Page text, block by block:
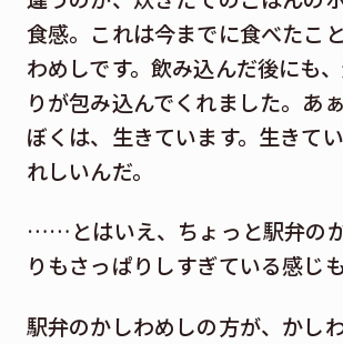
食感。これは今までに食べたこ
わめしです。飲み込んだ後にも
りが包み込んでくれました。あ
ぼくは、生きています。生きて
れしいんだ。
……とはいえ、ちょっと駅弁の
りもさっぱりしすぎている感じ
駅弁のかしわめしの方が、かし